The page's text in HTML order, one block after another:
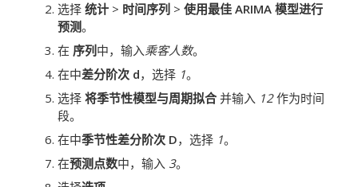
选择 统计 > 时间序列 > 使用最佳 ARIMA 模型进行
预测。
在 序列 中，输入乘客人数。
在中差分阶次 d，选择 1。
选择 将季节性模型与周期拟合 并输入 12作为时间
段。
在中季节性差分阶次 D，选择 1。
在预测点数中，输入 3。